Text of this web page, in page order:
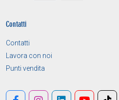
Contatti
Contatti
Lavora con noi
Punti vendita